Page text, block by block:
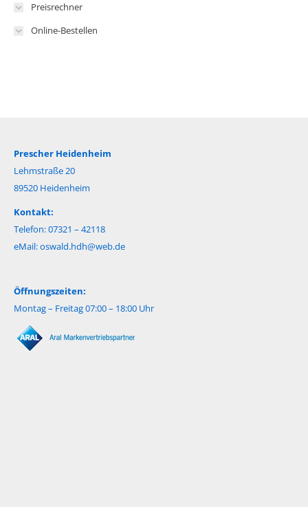
Preisrechner
Online-Bestellen
Prescher Heidenheim
Lehmstraße 20
89520 Heidenheim
Kontakt:
Telefon: 07321 – 42118
eMail:oswald.hdh@web.de
Öffnungszeiten:
Montag – Freitag 07:00 – 18:00 Uhr